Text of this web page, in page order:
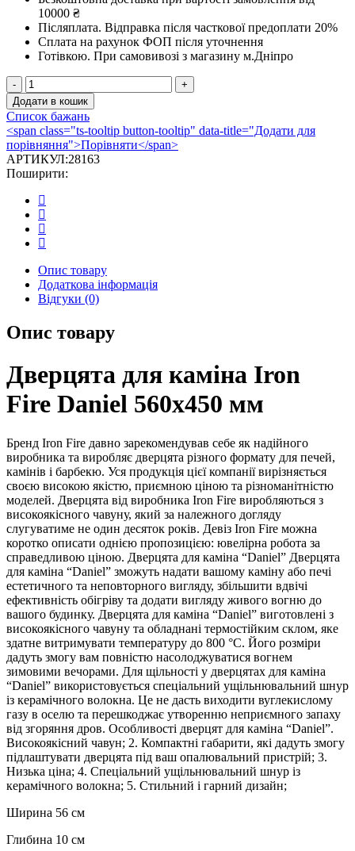
10000 ₴
Післяплата. Відправка після часткової предоплати 20%
Сплата на рахунок ФОП після уточнення
Готівкою. При самовивозі з магазину м.Дніпро
Дверцята
для
каміна
Iron
Fire
Daniel
560х450
мм
кількість
Додати в кошик
Список бажань
<span class="ts-tooltip button-tooltip" data-title="Додати для
порівняння">Порівняти</span>
АРТИКУЛ:28163
Поширити:
Опис товару
Додаткова інформація
Відгуки (0)
Опис товару
Дверцята для каміна Iron
Fire Daniel 560х450 мм
Бренд Iron Fire давно зарекомендував себе як надійного
виробника та виробляє дверцята різного формату для печей,
камінів і барбекю. Уся продукція цієї компанії вирізняється
своєю високою якістю, приємною ціною та різноманітністю
моделей. Дверцята від виробника Iron Fire виробляються з
високоякісного чавуну, який за належного догляду
слугуватиме не один десяток років. Девіз Iron Fire можна
коротко описати однією пропозицією: ювелірна робота за
справедливою ціною. Дверцята для каміна “Daniel” Дверцята
для каміна “Daniel” зможуть надати вашому каміну або печі
естетичного та неповторного вигляду, збільшити вдвічі
ефективність обігріву та додати вигляду живого вогню до
вашого будинку. Дверцята для каміна “Daniel” виготовлені з
високоякісного чавуну та обладнані термостійким склом, яке
здатне витримувати температуру до 800 °C. Його розміри
дадуть змогу вам повністю насолоджуватися вогнем
зимовими вечорами. Для щільності у дверцятах для каміна
“Daniel” використовується спеціальний ущільнювальний шнур
із керамічного волокна. Це не дасть виходити вуглекислому
газу в оселю та перешкоджає утворенню неприємного запаху
від згоряння дров. Особливості дверцят для каміна “Daniel”.
Високоякісний чавун; 2. Компактні габарити, які дадуть змогу
підлаштувати дверцята під ваш опалювальний пристрій; 3.
Низька ціна; 4. Спеціальний ущільнювальний шнур із
керамічного волокна; 5. Стильний і гарний дизайн;
Ширина 56 см
Глибина 10 см